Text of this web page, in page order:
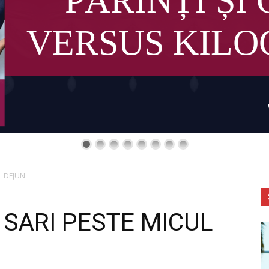
VERSUS
DEJUN
PESTE MICUL